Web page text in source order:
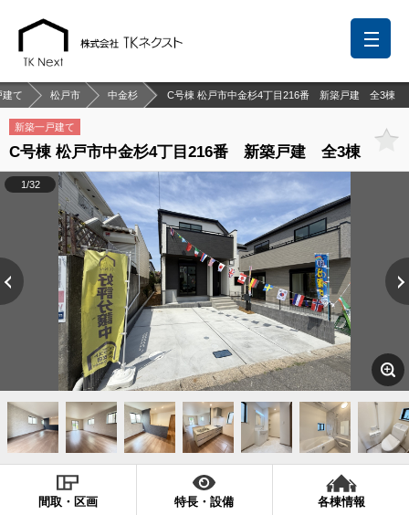
建て 松戸市 中金杉 C号棟 松戸市中金杉4丁目216番 新築戸建 全3棟
新築一戸建て
C号棟 松戸市中金杉4丁目216番 新築戸建 全3棟
1/32
間取・区画 特長・設備 各棟情報
前回の履歴 検討リスト 保存した検索条件
中国語での対応も可能です
お問い合わせ
営業メールは固くお断りします
お知らせ
千葉本店 松戸支店 成田支店 木更津支店
東京支店
神奈川支店
沖縄支店
現地販売会情報
千葉本店 松戸支店 成田支店 木更津支店
東京支店
神奈川支店